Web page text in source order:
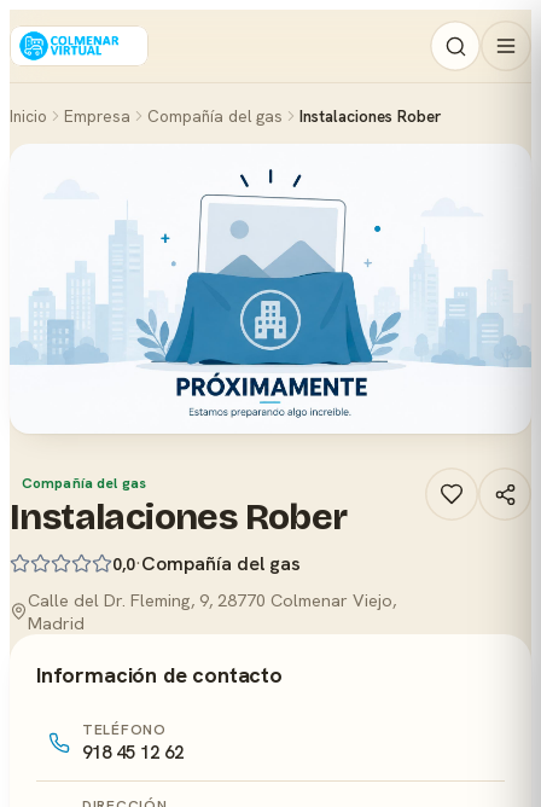
Inicio Empresa Compañía del gas Instalaciones Rober
Compañía del gas
Instalaciones Rober
0,0·Compañía del gas
Calle del Dr. Fleming, 9, 28770 Colmenar Viejo,
Madrid
Información de contacto
TELÉFONO
918 45 12 62